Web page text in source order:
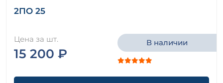
2ПО 25
Цена за шт.
15 200 ₽
В наличии